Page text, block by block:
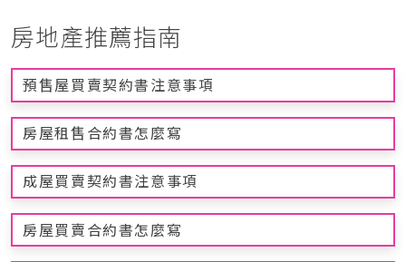
房地產推薦指南
預售屋買賣契約書注意事項
房屋租售合約書怎麼寫
成屋買賣契約書注意事項
房屋買賣合約書怎麼寫